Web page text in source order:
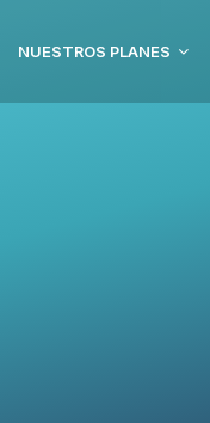
NUESTROS PLANES